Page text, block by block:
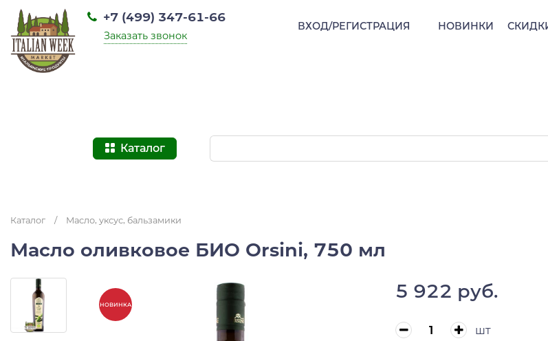
НОВИНКИ
+7 (499) 347-61-66
Заказать звонок
ВХОД/РЕГИСТРАЦИЯ
Каталог
Каталог / Масло, уксус, бальзамики
Масло оливковое БИО Orsini, 750 мл
НОВИНКА
5 922 руб.
шт